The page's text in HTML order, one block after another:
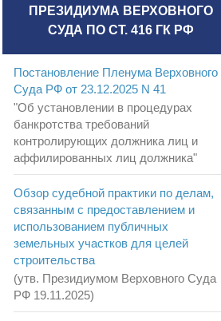
ПРЕЗИДИУМА ВЕРХОВНОГО
СУДА ПО СТ. 416 ГК РФ
Постановление Пленума Верховного
Суда РФ от 23.12.2025 N 41
"Об установлении в процедурах
банкротства требований
контролирующих должника лиц и
аффилированных лиц должника"
Обзор судебной практики по делам,
связанным с предоставлением и
использованием публичных
земельных участков для целей
строительства
(утв. Президиумом Верховного Суда
РФ 19.11.2025)